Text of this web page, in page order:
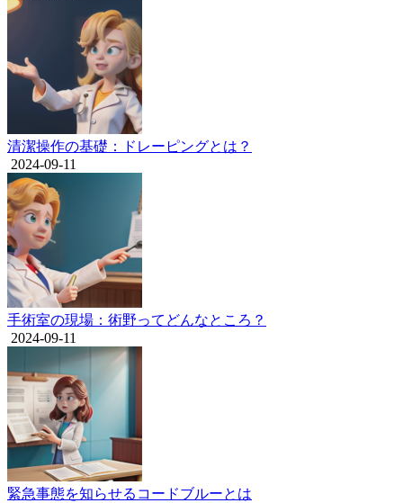
清潔操作の基礎：ドレーピングとは？
2024-09-11
手術室の現場：術野ってどんなところ？
2024-09-11
緊急事態を知らせるコードブルーとは